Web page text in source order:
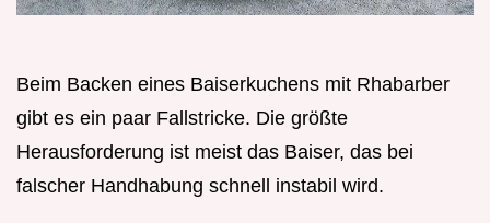
Beim Backen eines Baiserkuchens mit Rhabarber
gibt es ein paar Fallstricke. Die größte
Herausforderung ist meist das Baiser, das bei
falscher Handhabung schnell instabil wird.